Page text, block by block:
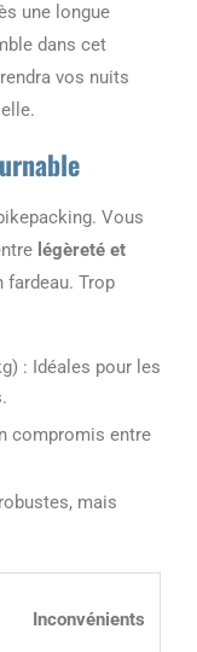
une longue
dans cet
vos nuits
Vous
légèreté et
fardeau. Trop
: Idéales pour les
compromis entre
mais
Inconvénients